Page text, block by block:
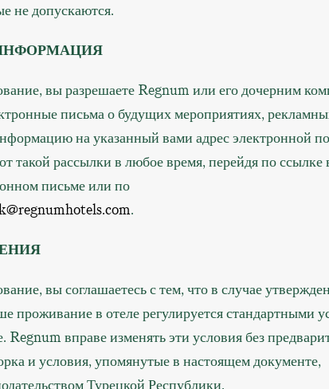
не допускаются.
вы разрешаете Regnum или его дочерним
письма о будущих мероприятиях,
на указанный вами адрес электронной
такой рассылки в любое время, перейдя по ссылке
письме или по
.
вы соглашаетесь с тем, что в случае
проживание в отеле регулируется стандартными
Regnum вправе изменять эти условия без
и условия, упомянутые в настоящем документе,
Турецкой Республики.